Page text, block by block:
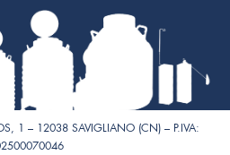
1 – 12038 SAVIGLIANO (CN) – P.IVA: